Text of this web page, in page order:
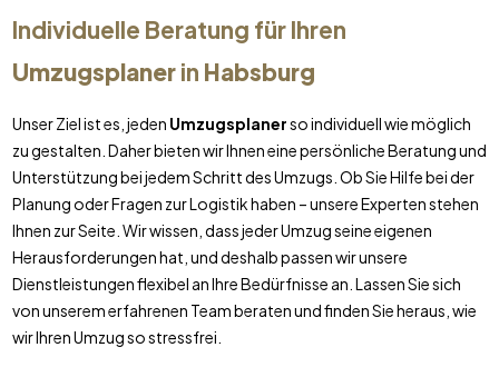
Individuelle Beratung für Ihren
Umzugsplanerin Habsburg
Unser Ziel ist es, jeden Umzugsplanerso individuell wie möglich
zu gestalten. Daher bieten wir Ihnen eine persönliche Beratung und
Unterstützung bei jedem Schritt des Umzugs. Ob Sie Hilfe bei der
Planung oder Fragen zur Logistik haben – unsere Experten stehen
Ihnen zur Seite. Wir wissen, dass jeder Umzug seine eigenen
Herausforderungen hat, und deshalb passen wir unsere
Dienstleistungen flexibel an Ihre Bedürfnisse an. Lassen Sie sich
von unserem erfahrenen Team beraten und finden Sie heraus, wie
wir Ihren Umzug so stressfrei.